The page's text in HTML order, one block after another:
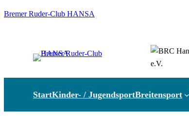
Zum
Bremer Ruder-Club HANSA
StartKinder- / JugendsportBreitensport